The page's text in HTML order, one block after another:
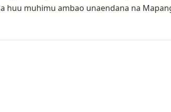
huu muhimu ambao unaendana na